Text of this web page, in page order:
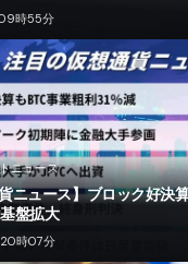
時55分
ニュース
ニュース】ブロック好決
盤拡大
時07分